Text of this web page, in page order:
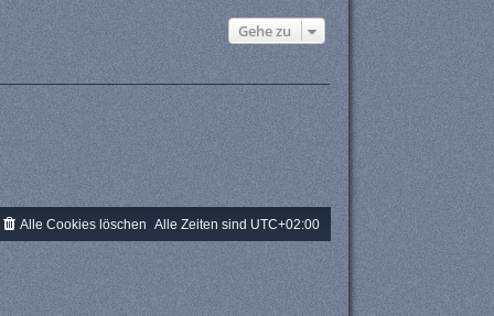
Gehe zu
Alle Zeiten sind UTC+02:00
Alle Cookies löschen